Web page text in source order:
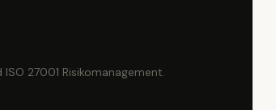
27001 Risikomanagement.